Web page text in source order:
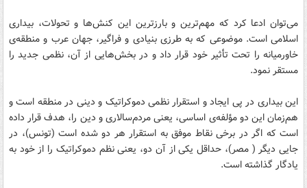
می‌توان ادعا کرد که مهم‌ترین و بارزترین این کنش‌ها و تحولات، بیداری
اسلامی است. موضوعی که به طرزی بنیادی و فراگیر، جهان عرب و منطقه‌ی
خاورمیانه را تحت تأثیر خود قرار داد و در بخش‌هایی از آن، نظمی جدید را
مستقر نمود.
این بیداری در پی ایجاد و استقرار نظمی دموکراتیک و دینی در منطقه است و
هم‌زمان این دو مؤلفه‌ی اساسی، یعنی مردم‌سالاری و دین را، هدف قرار داده
است که اگر در برخی نقاط موفق به استقرار هر دو شده است (تونس)، در
جایی دیگر ( مصر)، حداقل یکی از آن دو، یعنی نظم دموکراتیک را از خود به
یادگار گذاشته است.